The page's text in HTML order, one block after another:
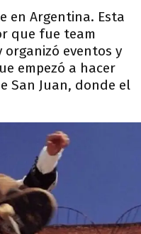
en Argentina. Esta
que fue team
organizó eventos y
empezó a hacer
San Juan, donde el